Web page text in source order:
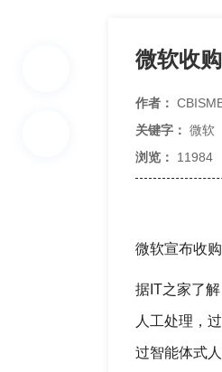
微软收
作者：
关键字： 微软
浏览： 11984
微软宣布收
据IT之家了
人工处理，
过智能体式